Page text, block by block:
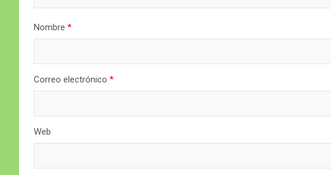
Nombre *
Correo electrónico *
Web